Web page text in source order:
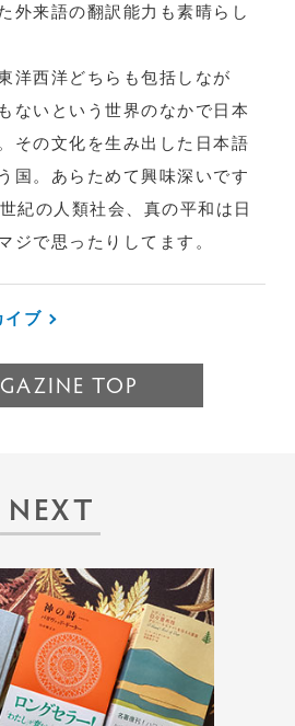
外来語の翻訳能力も素晴らし
洋西洋どちらも包括しなが
ないという世界のなかで日本
その文化を生み出した日本語
国。あらためて興味深いです
紀の人類社会、真の平和は日
ジで思ったりしてます。
イブ
TOP
NEXT